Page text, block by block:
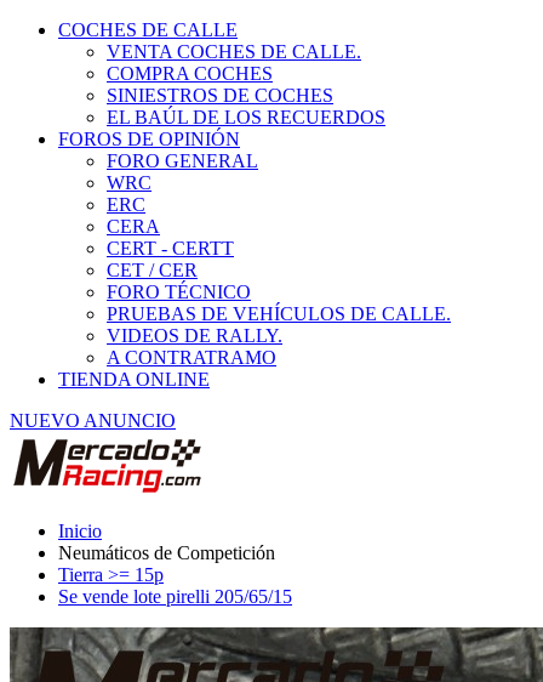
COCHES DE CALLE
VENTA COCHES DE CALLE.
COMPRA COCHES
SINIESTROS DE COCHES
EL BAÚL DE LOS RECUERDOS
FOROS DE OPINIÓN
FORO GENERAL
WRC
ERC
CERA
CERT - CERTT
CET / CER
FORO TÉCNICO
PRUEBAS DE VEHÍCULOS DE CALLE.
VIDEOS DE RALLY.
A CONTRATRAMO
TIENDA ONLINE
NUEVO ANUNCIO
Inicio
Neumáticos de Competición
Tierra >= 15p
Se vende lote pirelli 205/65/15